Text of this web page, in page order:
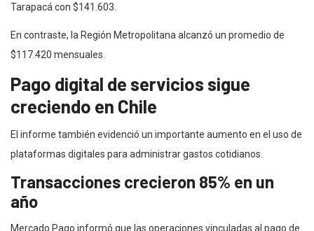
Tarapacá con $141.603.
En contraste, la Región Metropolitana alcanzó un promedio de
$117.420 mensuales.
Pago digital de servicios sigue
creciendo en Chile
El informe también evidenció un importante aumento en el uso de
plataformas digitales para administrar gastos cotidianos.
Transacciones crecieron 85% en un
año
Mercado Pago informó que las operaciones vinculadas al pago de